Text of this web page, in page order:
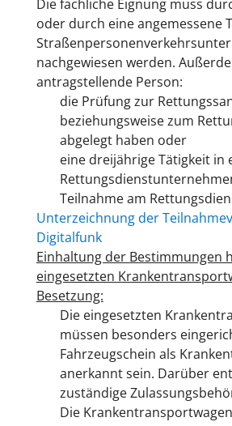
Die fachliche Eignung muss
oder durch eine angemessene
nachgewiesen werden.
antragstellende Person:
die Prüfung zur
beziehungsweise zum
abgelegt haben oder
eine dreijährige Tätigkeit in
Teilnahme am
Unterzeichnung der
Digitalfunk
Einhaltung der Bestimmungen
eingesetzten
Besetzung:
Die eingesetzten
müssen besonders
Fahrzeugschein als
anerkannt sein. Darüber
zuständige
Die